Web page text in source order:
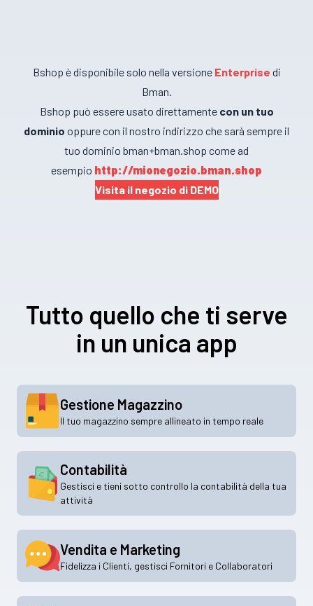
Bshop è disponibile solo nella versione Enterprise di
Bman.
Bshop può essere usato direttamente con un tuo
dominio oppure con il nostro indirizzo che sarà sempre il
tuo dominio bman+bman.shop come ad
esempio http://mionegozio.bman.shop
Visita il negozio di DEMO
Tutto quello che ti serve
in un unica app
Gestione Magazzino
Il tuo magazzino sempre allineato in tempo reale
Contabilità
Gestisci e tieni sotto controllo la contabilità della tua
attività
Vendita e Marketing
Fidelizza i Clienti, gestisci Fornitori e Collaboratori